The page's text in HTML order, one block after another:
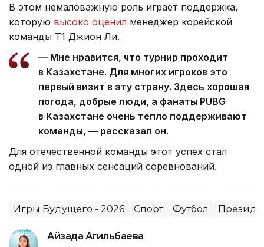
В этом немаловажную роль играет поддержка,
которую высоко оценил менеджер корейской
команды T1 Джион Ли.
— Мне нравится, что турнир проходит
в Казахстане. Для многих игроков это
первый визит в эту страну. Здесь хорошая
погода, добрые люди, а фанаты PUBG
в Казахстане очень тепло поддерживают
команды, — рассказал он.
Для отечественной команды этот успех стал
одной из главных сенсаций соревнований.
Игры Будущего - 2026 Спорт Футбол
Айзада Агильбаева